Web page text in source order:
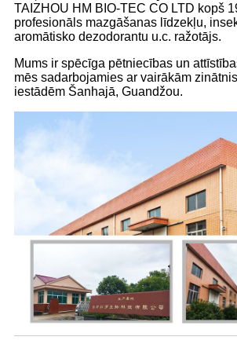
TAIZHOU HM BIO-TEC CO LTD kopš
profesionāls mazgāšanas līdzekļu,
aromātisko dezodorantu u.c. ražotājs.
Mums ir spēcīga pētniecības un
mēs sadarbojamies ar vairākām
iestādēm Šanhajā, Guandžou.